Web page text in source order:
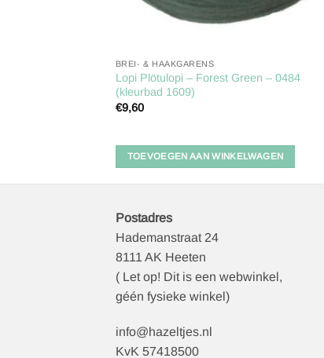
BREI- & HAAKGARENS
Lopi Plötulopi – Forest Green – 0484
(kleurbad 1609)
€9,60
TOEVOEGEN AAN WINKELWAGEN
Postadres
Hademanstraat 24
8111 AK Heeten
( Let op! Dit is een webwinkel,
géén fysieke winkel)
info@hazeltjes.nl
KvK 57418500